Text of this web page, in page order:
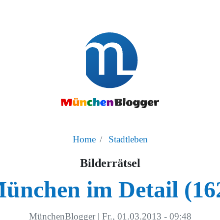
Home Stadtleben
Bilderrätsel
im Detail
MünchenBlogger | Fr., 01.03.2013 - 09:48